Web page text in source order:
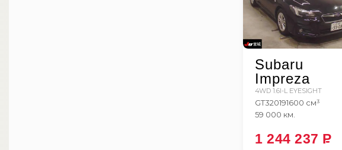
Subaru
Impreza
4WD 1.6I-L EYESIGHT
GT320191600 см³
59 000 км.
1 244 237 P